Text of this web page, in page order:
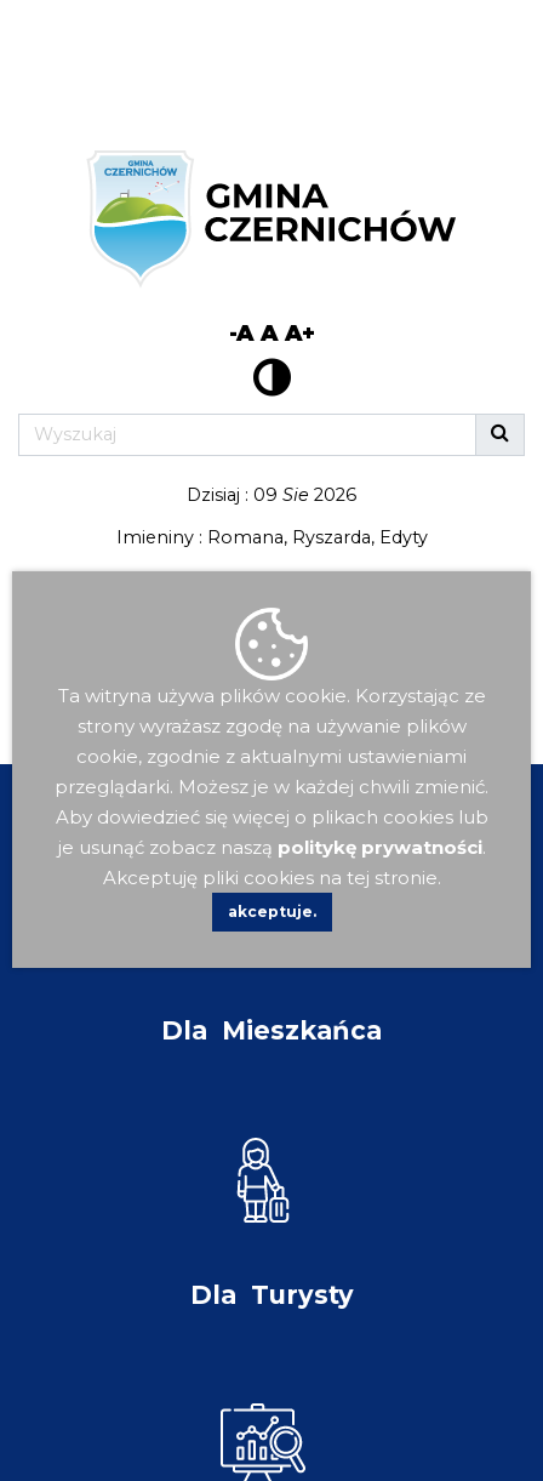
-AAA+
Dzisiaj : 09 Sie 2026
Imieniny : Romana, Ryszarda, Edyty
Dla Mieszkańca
Dla Turysty
Ta witryna używa plików cookie. Korzystając ze
strony wyrażasz zgodę na używanie plików
cookie, zgodnie z aktualnymi ustawieniami
przeglądarki. Możesz je w każdej chwili zmienić.
Aby dowiedzieć się więcej o plikach cookies lub
je usunąć zobacz naszą politykę prywatności.
Akceptuję pliki cookies na tej stronie.
akceptuje.